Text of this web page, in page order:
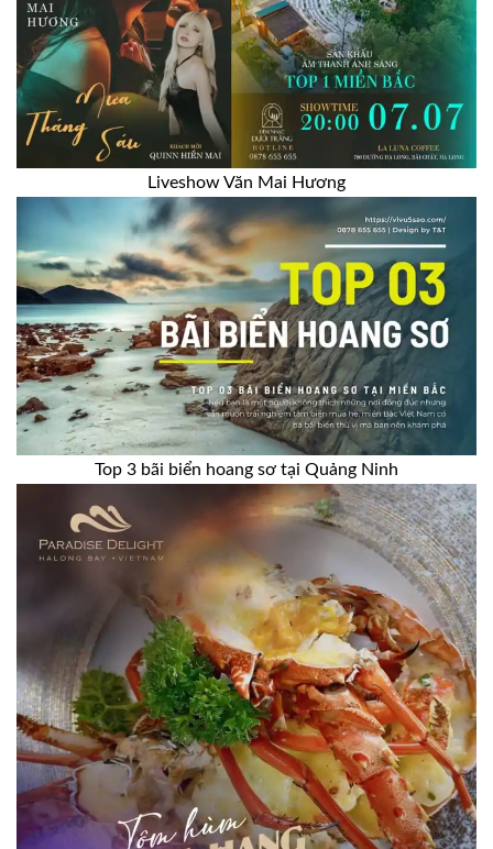
Liveshow Văn Mai Hương
Top 3 bãi biển hoang sơ tại Quảng Ninh